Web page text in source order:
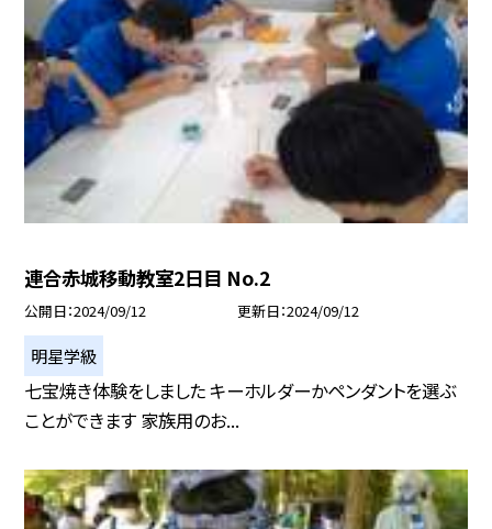
連合赤城移動教室2日目 No.2
公開日 2024/09/12 更新日 2024/09/12
明星学級
七宝焼き体験をしました キーホルダーかペンダントを選ぶ
ことができます 家族用のお...